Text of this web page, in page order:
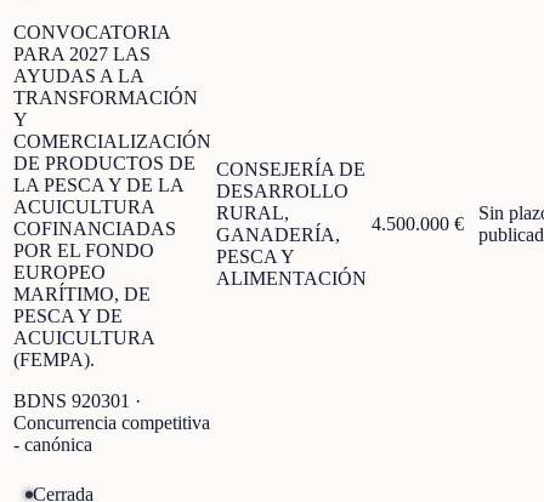
CONVOCATORIA
PARA 2027 LAS
AYUDAS A LA
TRANSFORMACIÓN
Y
COMERCIALIZACIÓN
DE PRODUCTOS DE
LA PESCA Y DE LA
ACUICULTURA
COFINANCIADAS
POR EL FONDO
EUROPEO
MARÍTIMO, DE
PESCA Y DE
ACUICULTURA
(FEMPA).
BDNS 920301 ·
Concurrencia competitiva
- canónica
CONSEJERÍA DE
DESARROLLO
RURAL,
GANADERÍA,
PESCA Y
ALIMENTACIÓN
4.500.000 €
Sin
Cerrada